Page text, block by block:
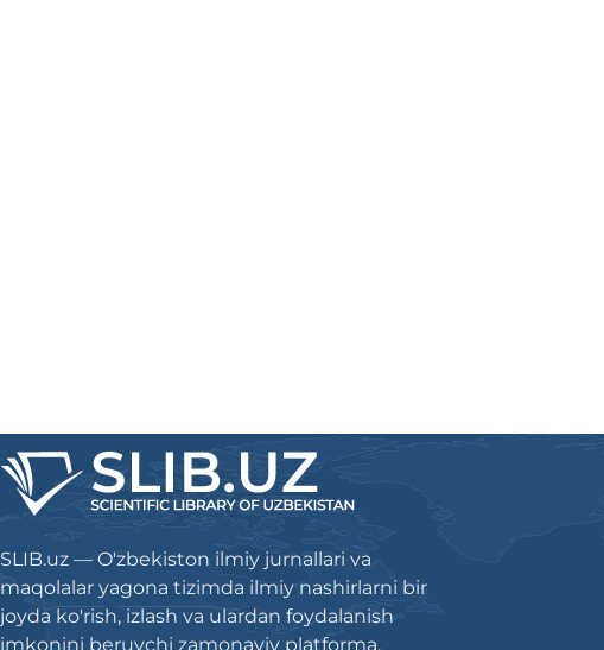
SLIB.uz — O'zbekiston ilmiy jurnallari va
maqolalar yagona tizimda ilmiy nashirlarni bir
joyda ko'rish, izlash va ulardan foydalanish
imkonini beruvchi zamonaviy platforma.